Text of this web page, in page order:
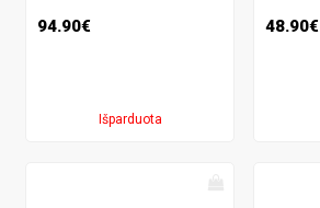
94.90€
Išparduota
48.90€